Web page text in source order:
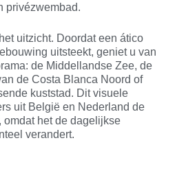
privézwembad.
uitzicht. Doordat een ático
uitsteekt, geniet u van
de Middellandse Zee, de
de Costa Blanca Noord of
kuststad. Dit visuele
uit België en Nederland de
omdat het de dagelijkse
verandert.